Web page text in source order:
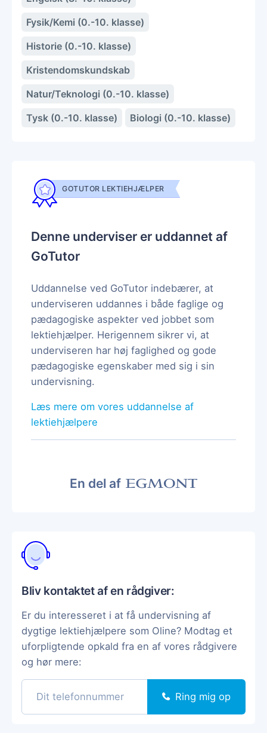
Fysik/Kemi (0.-10. klasse)
Historie (0.-10. klasse)
Kristendomskundskab
Natur/Teknologi (0.-10. klasse)
Tysk (0.-10. klasse)
Biologi (0.-10. klasse)
GOTUTOR LEKTIEHJÆLPER
Denne underviser er uddannet af
GoTutor
Uddannelse ved GoTutor indebærer, at
underviseren uddannes i både faglige og
pædagogiske aspekter ved jobbet som
lektiehjælper. Herigennem sikrer vi, at
underviseren har høj faglighed og gode
pædagogiske egenskaber med sig i sin
undervisning.
Læs mere om vores uddannelse af
lektiehjælpere
En del af
Bliv kontaktet af en rådgiver:
Er du interesseret i at få undervisning af
dygtige lektiehjælpere som Oline? Modtag et
uforpligtende opkald fra en af vores rådgivere
og hør mere:
Ring mig op